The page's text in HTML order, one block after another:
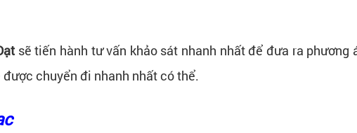
sẽ tiến hành tư vấn khảo sát nhanh nhất để đưa ra phương
chuyển đi nhanh nhất có thể.